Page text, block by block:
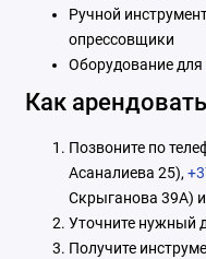
Ручной
опрессовщики
Оборудование для
Как
Позвоните по
Асаналиева 25),
Скрыганова 39А)
Уточните нужный
Получите